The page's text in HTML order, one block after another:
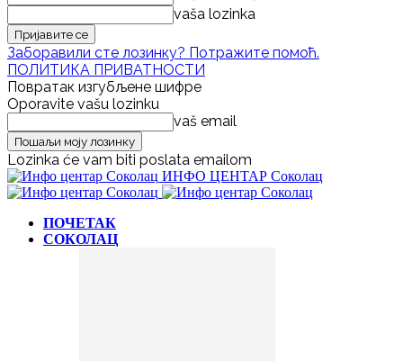
vaša lozinka
Заборавили сте лозинку? Потражите помоћ.
ПОЛИТИКА ПРИВАТНОСТИ
Повратак изгубљене шифре
Oporavite vašu lozinku
vaš email
Lozinka će vam biti poslata emailom
ИНФО ЦЕНТАР Соколац
ПОЧЕТАК
СОКОЛАЦ